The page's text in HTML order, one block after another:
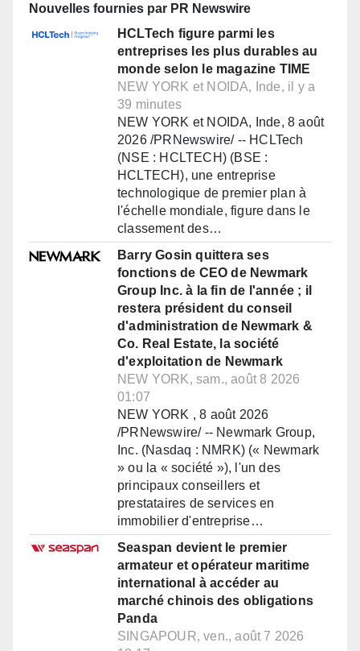
Nouvelles fournies par PR Newswire
HCLTech figure parmi les
entreprises les plus durables au
monde selon le magazine TIME
NEW YORK et NOIDA, Inde, il y a
39 minutes
NEW YORK et NOIDA, Inde, 8 août
2026 /PRNewswire/ -- HCLTech
(NSE : HCLTECH) (BSE :
HCLTECH), une entreprise
technologique de premier plan à
l'échelle mondiale, figure dans le
classement des…
Barry Gosin quittera ses
fonctions de CEO de Newmark
Group Inc. à la fin de l'année ; il
restera président du conseil
d'administration de Newmark &
Co. Real Estate, la société
d'exploitation de Newmark
NEW YORK, sam., août 8 2026
01:07
NEW YORK , 8 août 2026
/PRNewswire/ -- Newmark Group,
Inc. (Nasdaq : NMRK) (« Newmark
» ou la « société »), l'un des
principaux conseillers et
prestataires de services en
immobilier d'entreprise…
Seaspan devient le premier
armateur et opérateur maritime
international à accéder au
marché chinois des obligations
Panda
SINGAPOUR, ven., août 7 2026